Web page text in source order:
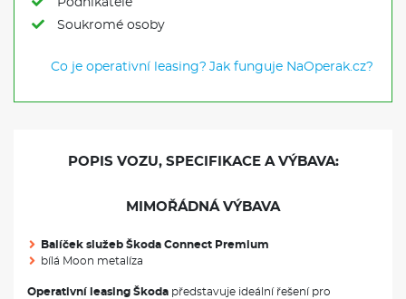
Podnikatele
Soukromé osoby
Co je operativní leasing? Jak funguje NaOperak.cz?
POPIS VOZU, SPECIFIKACE A VÝBAVA:
MIMOŘÁDNÁ VÝBAVA
Balíček služeb Škoda Connect Premium
bílá Moon metalíza
Operativní leasing Škoda představuje ideální řešení pro